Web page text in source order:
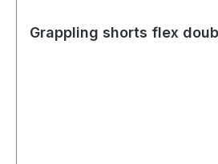
Grappling shorts flex